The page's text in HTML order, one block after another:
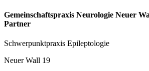
Gemeinschaftspraxis Neurologie Neuer
Partner
Schwerpunktpraxis Epileptologie
Neuer Wall 19